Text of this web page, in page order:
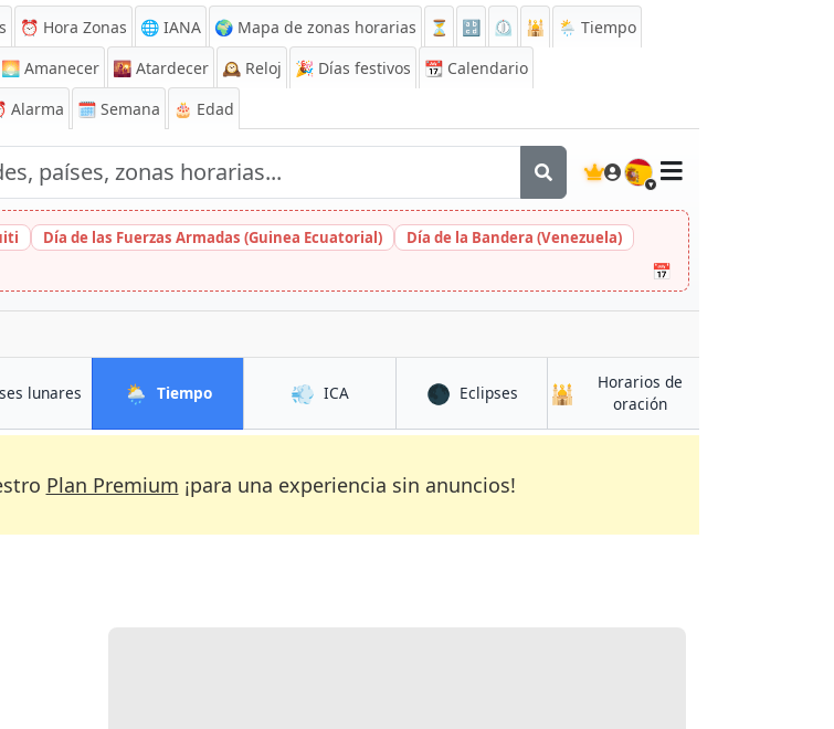
⏰ Hora Zonas 🌐 IANA 🌍 Mapa de zonas horarias ⏳ 🔡 ⏲️ 🕌
🌦️ Tiempo
🌅 Amanecer 🌇 Atardecer 🕰️ Reloj 🎉 Días festivos 📆 Calendario
Alarma 🗓️ Semana 🎂 Edad
🇪🇸
Día de las Fuerzas Armadas (Guinea Ecuatorial)
Día de la Bandera (Venezuela)
📅
lunares en Ubari
🌦️ Tiempoen Ubari 💨 ICAen Ubari 🌑 Eclipsesen Ubari
🕌
Horarios de
oraciónen Ubari
Plan Premium ¡para una experiencia sin anuncios!